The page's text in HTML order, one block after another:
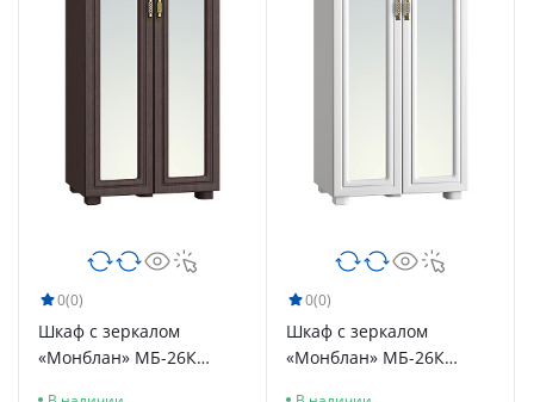
0(0)
Шкаф с зеркалом
«Монблан» МБ-26К
0(0)
Шкаф с зеркалом
«Монблан» МБ-26К